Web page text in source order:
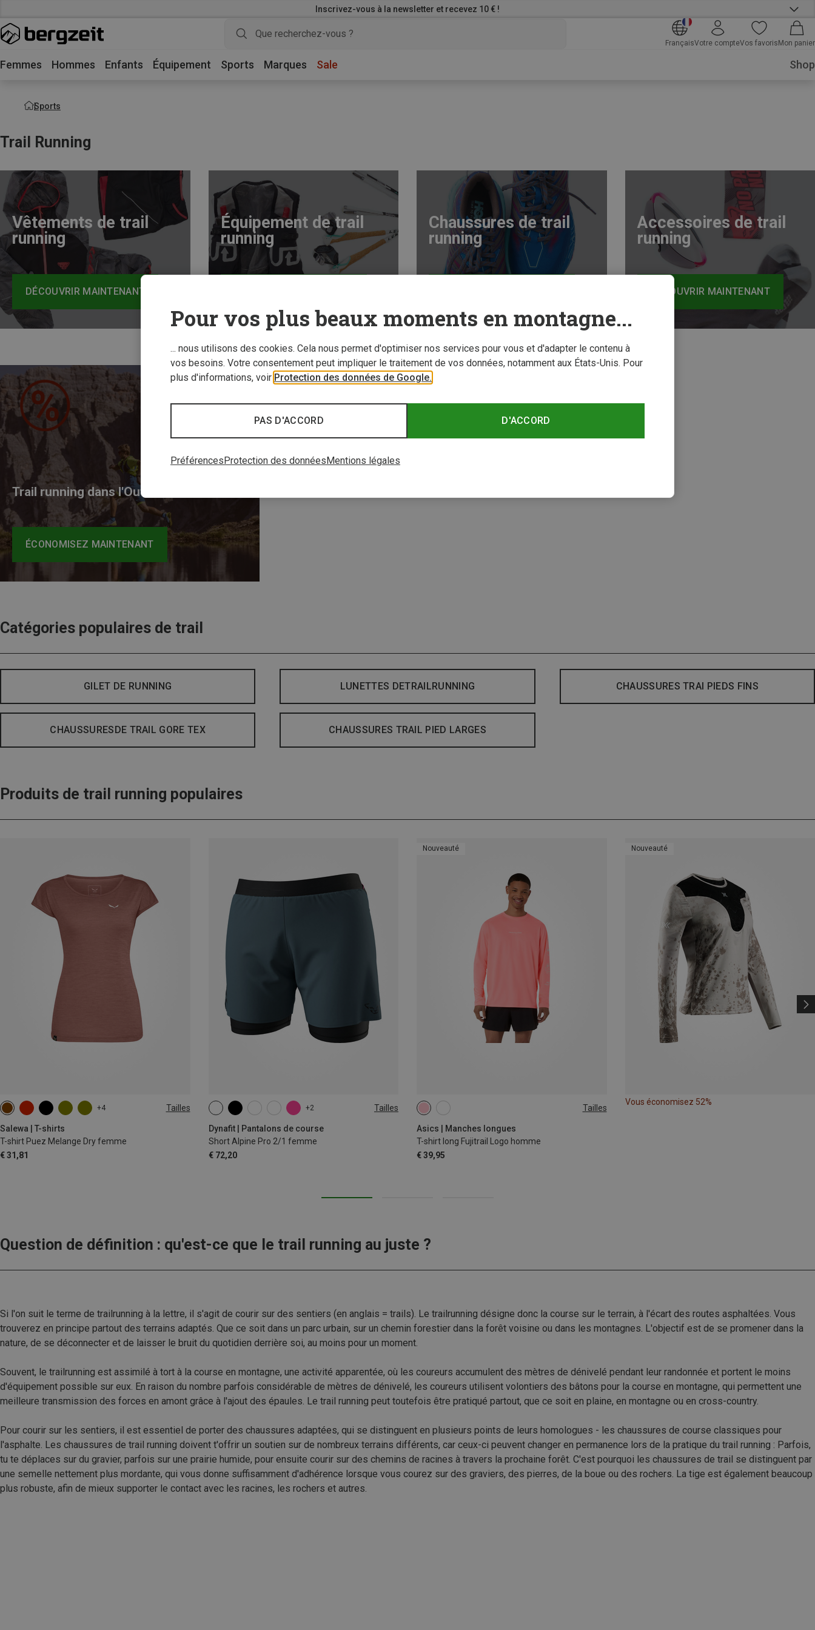
Inscrivez-vous à la newsletter et recevez 10 € !
FrançaisVotre compteVos favoris Mon panier
Femmes Hommes Enfants Équipement Sports Marques Sale Shop
Sports
Trail Running
Vêtements de trail
running
DÉCOUVRIR MAINTENANT
Équipement de trail
running
Chaussures de trail
running
Accessoires de trail
running
DÉCOUVRIR MAINTENANT
Trail running dans l'Outlet
ÉCONOMISEZ MAINTENANT
Catégories populaires de trail
GILET DE RUNNING LUNETTES DETRAILRUNNING CHAUSSURES TRAI PIEDS FINS
CHAUSSURESDE TRAIL GORE TEX CHAUSSURES TRAIL PIED LARGES
Produits de trail running populaires
+4 Tailles
Salewa | T-shirts
T-shirt Puez Melange Dry femme
€ 31,81
XS S M XL
+2 Tailles
Dynafit | Pantalons de course
Short Alpine Pro 2/1 femme
€ 72,20
XS S M XL
Nouveauté
Tailles
Asics | Manches longues
T-shirt long Fujitrail Logo homme
€ 39,95
S M
Nouveauté
Vous économisez 52%
Question de définition : qu'est-ce que le trail running au juste ?
Si l'on suit le terme de trailrunning à la lettre, il s'agit de courir sur des sentiers (en anglais = trails). Le trailrunning désigne donc la course sur le terrain, à l'écart des routes asphaltées. Vous
trouverez en principe partout des terrains adaptés. Que ce soit dans un parc urbain, sur un chemin forestier dans la forêt voisine ou dans les montagnes. L'objectif est de se promener dans la
nature, de se déconnecter et de laisser le bruit du quotidien derrière soi, au moins pour un moment.
Souvent, le trailrunning est assimilé à tort à la course en montagne, une activité apparentée, où les coureurs accumulent des mètres de dénivelé pendant leur randonnée et portent le moins
d'équipement possible sur eux. En raison du nombre parfois considérable de mètres de dénivelé, les coureurs utilisent volontiers des bâtons pour la course en montagne, qui permettent une
meilleure transmission des forces en amont grâce à l'ajout des épaules. Le trail running peut toutefois être pratiqué partout, que ce soit en plaine, en montagne ou en cross-country.
Pour courir sur les sentiers, il est essentiel de porter des chaussures adaptées, qui se distinguent en plusieurs points de leurs homologues - les chaussures de course classiques pour
l'asphalte. Les chaussures de trail running doivent t'offrir un soutien sur de nombreux terrains différents, car ceux-ci peuvent changer en permanence lors de la pratique du trail running : Parfois,
tu te déplaces sur du gravier, parfois sur une prairie humide, pour ensuite courir sur des chemins de racines à travers la prochaine forêt. C'est pourquoi les chaussures de trail se distinguent par
une semelle nettement plus mordante, qui vous donne suffisamment d'adhérence lorsque vous courez sur des graviers, des pierres, de la boue ou des rochers. La tige est également beaucoup
plus robuste, afin de mieux supporter le contact avec les racines, les rochers et autres.
Pour vos plus beaux moments en montagne...
... nous utilisons des cookies. Cela nous permet d'optimiser nos services pour vous et d'adapter le contenu à
vos besoins. Votre consentement peut impliquer le traitement de vos données, notamment aux États-Unis. Pour
plus d'informations, voir Protection des données de Google.
D'ACCORD
PAS D'ACCORD
Préférences Protection des données Mentions légales